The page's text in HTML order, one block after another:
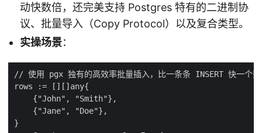
动快数倍，还完美支持 Postgres 特有的二进制协
议、批量导入（Copy Protocol）以及复合类型。
实操场景：